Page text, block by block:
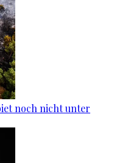
noch nicht unter